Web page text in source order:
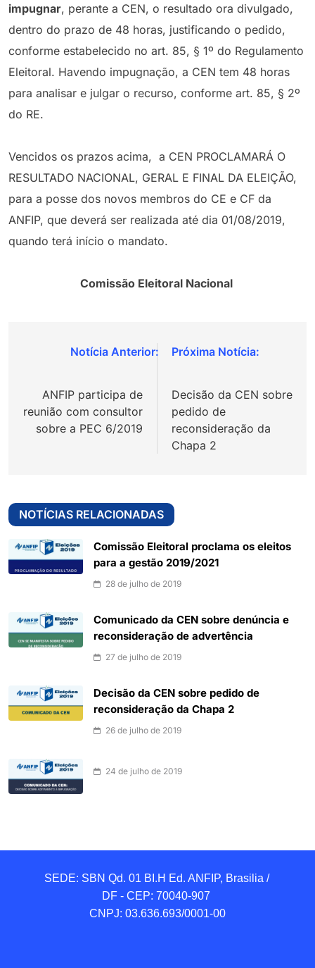
impugnar, perante a CEN, o resultado ora divulgado,
dentro do prazo de 48 horas, justificando o pedido,
conforme estabelecido no art. 85, § 1º do Regulamento
Eleitoral. Havendo impugnação, a CEN tem 48 horas
para analisar e julgar o recurso, conforme art. 85, § 2º
do RE.
Vencidos os prazos acima, a CEN PROCLAMARÁ O
RESULTADO NACIONAL, GERAL E FINAL DA ELEIÇÃO,
para a posse dos novos membros do CE e CF da
ANFIP, que deverá ser realizada até dia 01/08/2019,
quando terá início o mandato.
Comissão Eleitoral Nacional
Navegação
Post
ANFIP participa de
reunião com consultor
sobre a PEC 6/2019
Decisão da CEN sobre
pedido de
reconsideração da
Chapa 2
NOTÍCIAS RELACIONADAS
Comissão Eleitoral proclama os eleitos
para a gestão 2019/2021
28 de julho de 2019
Comunicado da CEN sobre denúncia e
reconsideração de advertência
27 de julho de 2019
Decisão da CEN sobre pedido de
reconsideração da Chapa 2
26 de julho de 2019
24 de julho de 2019
SEDE: SBN Qd. 01 BI.H Ed. ANFIP, Brasilia /
DF - CEP: 70040-907
CNPJ: 03.636.693/0001-00